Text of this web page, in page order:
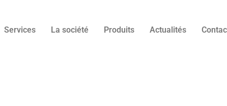
Services La société Produits Actualités